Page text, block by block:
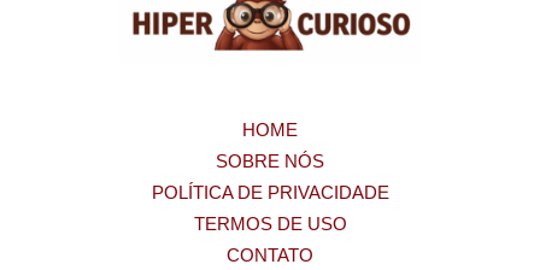
HOME
SOBRE NÓS
POLÍTICA DE PRIVACIDADE
TERMOS DE USO
CONTATO